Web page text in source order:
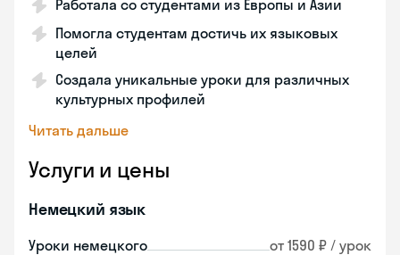
Работала со студентами из Европы и Азии
Помогла студентам достичь их языковых
целей
Создала уникальные уроки для различных
культурных профилей
Читать дальше
Услуги и цены
Немецкий язык
Уроки немецкого от 1590 ₽ / урок